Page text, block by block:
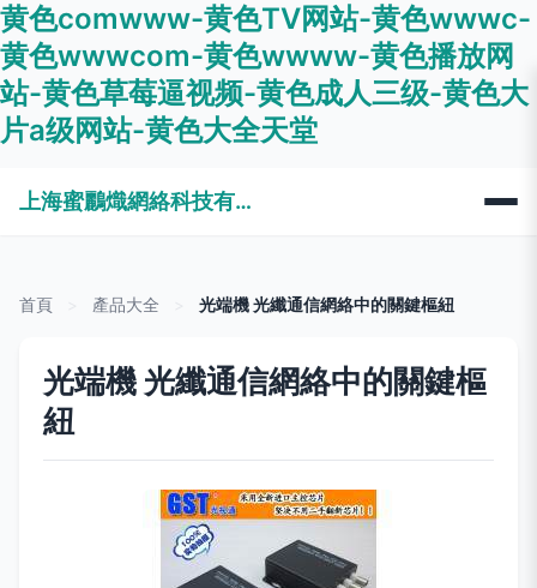
黄色comwww-黄色TV网站-黄色wwwc-
黄色wwwcom-黄色wwww-黄色播放网
站-黄色草莓逼视频-黄色成人三级-黄色大
片a级网站-黄色大全天堂
上海蜜鸝熾網絡科技有限公司
首頁 產品大全 光端機 光纖通信網絡中的關鍵樞紐
光端機 光纖通信網絡中的關鍵樞
紐